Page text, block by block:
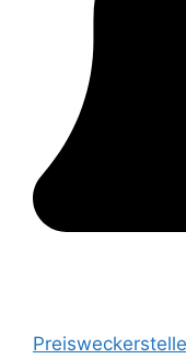
Preiswecker